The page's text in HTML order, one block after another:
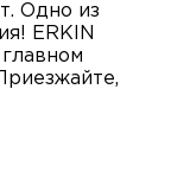
Одно из
ERKIN